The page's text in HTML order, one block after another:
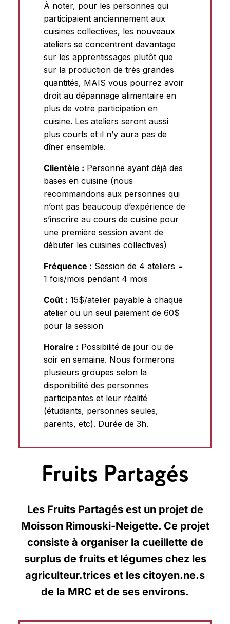
À noter, pour les personnes qui
participaient anciennement aux
cuisines collectives, les nouveaux
ateliers se concentrent davantage
sur les apprentissages plutôt que
sur la production de très grandes
quantités, MAIS vous pourrez avoir
droit au dépannage alimentaire en
plus de votre participation en
cuisine. Les ateliers seront aussi
plus courts et il n’y aura pas de
dîner ensemble.
Clientèle : Personne ayant déjà des
bases en cuisine (nous
recommandons aux personnes qui
n’ont pas beaucoup d’expérience de
s’inscrire au cours de cuisine pour
une première session avant de
débuter les cuisines collectives)
Fréquence : Session de 4 ateliers =
1 fois/mois pendant 4 mois
Coût : 15$/atelier payable à chaque
atelier ou un seul paiement de 60$
pour la session
Horaire : Possibilité de jour ou de
soir en semaine. Nous formerons
plusieurs groupes selon la
disponibilité des personnes
participantes et leur réalité
(étudiants, personnes seules,
parents, etc). Durée de 3h.
Fruits Partagés
Les Fruits Partagés est un projet de
Moisson Rimouski-Neigette. Ce projet
consiste à organiser la cueillette de
surplus de fruits et légumes chez les
agriculteur.trices et les citoyen.ne.s
de la MRC et de ses environs.